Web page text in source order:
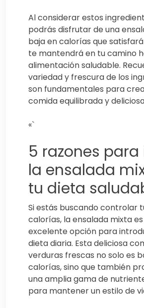
Al considerar estos
podrás disfrutar de una
baja en calorías que
te mantendrá en tu camino
alimentación saludable.
variedad y frescura de los
son fundamentales para
comida equilibrada y
«`
5 razones
la ensalada
tu dieta
Si estás buscando controlar
calorías, la ensalada mixta
excelente opción para
dieta diaria. Esta deliciosa
verduras frescas no solo es
calorías, sino que también
una amplia gama de
para mantener un estilo de